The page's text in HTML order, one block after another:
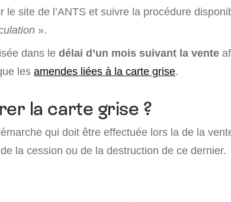
le site de l’ANTS et suivre la procédure
».
dans le délai d’un mois suivant la vente
les amendes liées à la carte grise.
la carte grise ?
qui doit être effectuée lors la de la
la cession ou de la destruction de ce dernier.